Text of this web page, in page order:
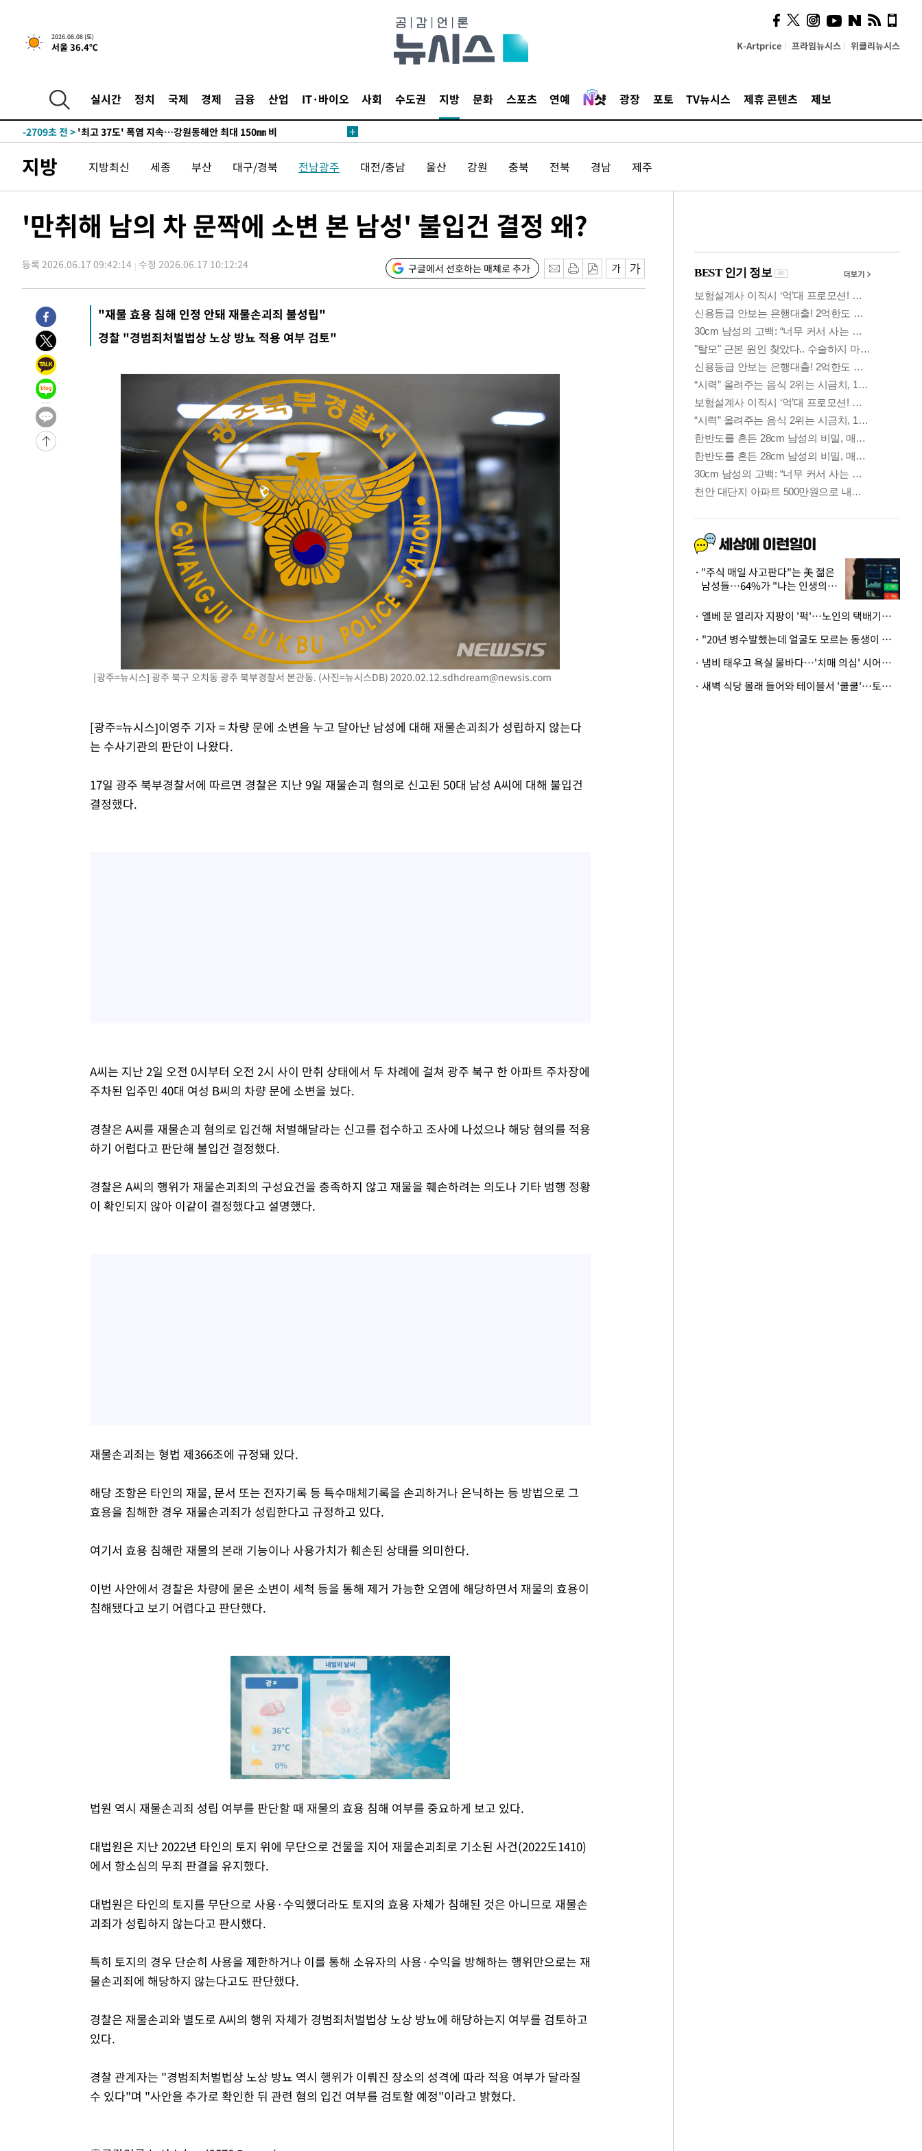
2026.08.08 (토)
서울 36.4℃ K-Artprice 프라임뉴시스 위클리뉴시스
실시간 정치 국제 경제 금융 산업 IT·바이오 사회 수도권 지방 문화 스포츠 연예 광장 포토 TV뉴시스 제휴 콘텐츠 제보
-22950초 전 >남자 농구, 나고야 아시안게임서 '홈팀' 일본과 한일전
-22326초 전 >여수 오동도 해상서 모터보트 전복…1명 사망·1명 실종
주 날씨]
-15571초 전 >
축구협회 "압수수색·성접대 논란 사과…쇄신의 기회로 삼겠다"
-14088초 전 >
송"
-2709초 전 > '최고 37도' 폭염 지속…강원동해안 최대 150㎜ 비
-31619초 전 >
강릉에 시간당 81.4㎜ 물폭탄…도로 잠기고 담벼락 붕괴
-27726초 전 >백운산서 80년근 천종산삼 9뿌리 발견…감정가 1.3억원
-22970초 전 >남자 농구, 나고야 아시안게임서 '홈팀' 일본과 한일전
-18573초 전 >극한폭염 한풀 꺾이지만…'낮 최고 35도' 무더위, 열대야 계속[다음
-15591초 전 >축구협회 "압수수색·성접대 논란 사과…쇄신의 기회로 삼겠다"
-14108초 전 >
[속보]'압수수색·성접대 논란' 축구협회 "실망과 걱정 안겨드려 죄
송"
-2729초 전 >
'최고 37도' 폭염 지속…강원동해안 최대 150㎜ 비
1시간 전 >
[속보]뉴욕증시 상승 마감…S&P 0.6% 나스닥 1.3%↑
지방 지방최신 세종 부산 대구/경북 전남광주 대전/충남 울산 강원 충북 전북 경남 제주
'만취해 남의 차 문짝에 소변 본 남성' 불입건 결정 왜?
등록 2026.06.17 09:42:14 수정 2026.06.17 10:12:24 구글에서 선호하는 매체로 추가
"재물 효용 침해 인정 안돼 재물손괴죄 불성립"
경찰 "경범죄처벌법상 노상 방뇨 적용 여부 검토"
[광주=뉴시스] 광주 북구 오치동 광주 북부경찰서 본관동. (사진=뉴시스DB) 2020.02.12.sdhdream@newsis.com
[광주=뉴시스]이영주 기자 = 차량 문에 소변을 누고 달아난 남성에 대해 재물손괴죄가 성립하지 않는다
는 수사기관의 판단이 나왔다.
17일 광주 북부경찰서에 따르면 경찰은 지난 9일 재물손괴 혐의로 신고된 50대 남성 A씨에 대해 불입건
결정했다.
A씨는 지난 2일 오전 0시부터 오전 2시 사이 만취 상태에서 두 차례에 걸쳐 광주 북구 한 아파트 주차장에
주차된 입주민 40대 여성 B씨의 차량 문에 소변을 눴다.
경찰은 A씨를 재물손괴 혐의로 입건해 처벌해달라는 신고를 접수하고 조사에 나섰으나 해당 혐의를 적용
하기 어렵다고 판단해 불입건 결정했다.
경찰은 A씨의 행위가 재물손괴죄의 구성요건을 충족하지 않고 재물을 훼손하려는 의도나 기타 범행 정황
이 확인되지 않아 이같이 결정했다고 설명했다.
재물손괴죄는 형법 제366조에 규정돼 있다.
해당 조항은 타인의 재물, 문서 또는 전자기록 등 특수매체기록을 손괴하거나 은닉하는 등 방법으로 그
효용을 침해한 경우 재물손괴죄가 성립한다고 규정하고 있다.
여기서 효용 침해란 재물의 본래 기능이나 사용가치가 훼손된 상태를 의미한다.
이번 사안에서 경찰은 차량에 묻은 소변이 세척 등을 통해 제거 가능한 오염에 해당하면서 재물의 효용이
침해됐다고 보기 어렵다고 판단했다.
법원 역시 재물손괴죄 성립 여부를 판단할 때 재물의 효용 침해 여부를 중요하게 보고 있다.
대법원은 지난 2022년 타인의 토지 위에 무단으로 건물을 지어 재물손괴죄로 기소된 사건(2022도1410)
에서 항소심의 무죄 판결을 유지했다.
대법원은 타인의 토지를 무단으로 사용·수익했더라도 토지의 효용 자체가 침해된 것은 아니므로 재물손
괴죄가 성립하지 않는다고 판시했다.
특히 토지의 경우 단순히 사용을 제한하거나 이를 통해 소유자의 사용·수익을 방해하는 행위만으로는 재
물손괴죄에 해당하지 않는다고도 판단했다.
경찰은 재물손괴와 별도로 A씨의 행위 자체가 경범죄처벌법상 노상 방뇨에 해당하는지 여부를 검토하고
있다.
경찰 관계자는 "경범죄처벌법상 노상 방뇨 역시 행위가 이뤄진 장소의 성격에 따라 적용 여부가 달라질
수 있다"며 "사안을 추가로 확인한 뒤 관련 혐의 입건 여부를 검토할 예정"이라고 밝혔다.
사이 해답 찾았죠"…알을
깨고 나온 '초자아'
"주식 매일 사고판다"는 美 젊은
남성들…64%가 "나는 인생의
· 엘베 문 열리자 지팡이 '퍽'…노인의 택배기사 폭행 이유
· "20년 병수발했는데 얼굴도 모르는 동생이 유산 절반을"…배다른 형제 상속권 있을까
· 냄비 태우고 욕실 물바다…'치매 의심' 시어머니 검사 권유했다가 '날벼락'
· 새벽 식당 몰래 들어와 테이블서 '쿨쿨'…토사물 남기고 사라진 남성